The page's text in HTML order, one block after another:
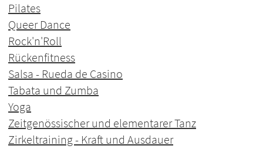
Pilates
Queer Dance
Rock'n'Roll
Rückenfitness
Salsa - Rueda de Casino
Tabata und Zumba
Yoga
Zeitgenössischer und elementarer Tanz
Zirkeltraining - Kraft und Ausdauer